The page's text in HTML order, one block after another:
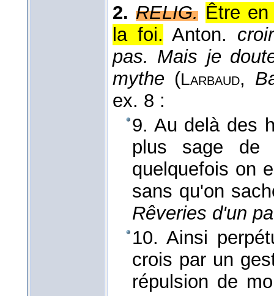
2. RELIG. Être
la foi. Anton.
pas. Mais je
mythe (Larbaud,
ex. 8 :
9. Au delà des
plus sage de
quelquefois on
sans qu'on
Rêveries d'un
10. Ainsi
crois par un
répulsion de